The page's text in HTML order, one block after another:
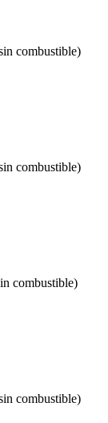
combustible)
combustible)
combustible)
combustible)